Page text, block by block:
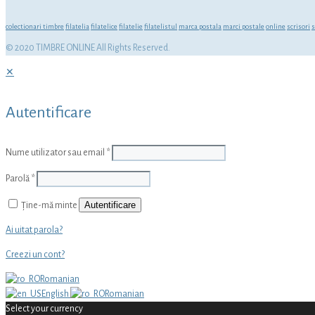
colectionari timbre filatelia filatelice filatelie filatelistul marca postala marci postale online scrisori
© 2020 TIMBRE ONLINE All Rights Reserved.
✕
Autentificare
Nume utilizator sau email *
Parolă *
Ține-mă minte Autentificare
Ai uitat parola?
Creezi un cont?
Romanian
English
Romanian
Select your currency